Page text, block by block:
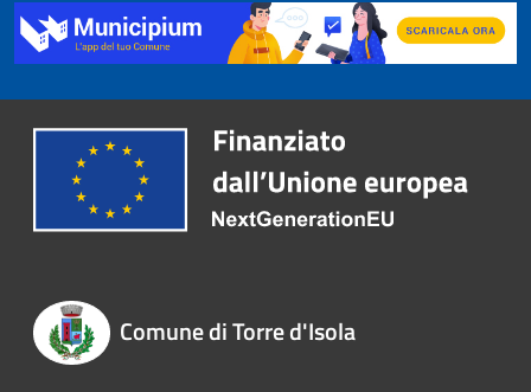
Comune di Torre d'Isola